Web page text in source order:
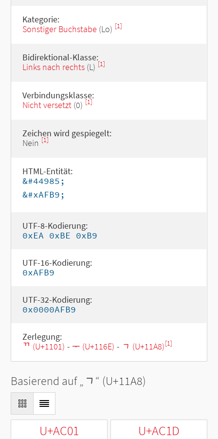
Kategorie:
Sonstiger Buchstabe (Lo) [1]
Bidirektional-Klasse:
Links nach rechts(L) [1]
Verbindungsklasse:
Nicht versetzt(0) [1]
Zeichen wird gespiegelt:
Nein [1]
HTML-Entität:
&#44985;
&#xAFB9;
UTF-8-Kodierung:
0xEA 0xBE 0xB9
UTF-16-Kodierung:
0xAFB9
UTF-32-Kodierung:
0x0000AFB9
Zerlegung:
ᄁ (U+1101) - ᅮ (U+116E) - ᆨ (U+11A8)[1]
Basierend auf „ ᆨ “ (U+11A8)
U+AC01 U+AC1D